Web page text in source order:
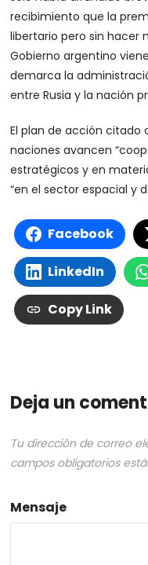
recibimiento que la
libertario pero sin hacer
Gobierno argentino
demarca la
entre Rusia y la nación
El plan de acción
naciones avancen
estratégicos y en
“en el sector espacial y
Facebook
LinkedIn
Copy Link
Deja un
Tu dirección de correo
campos obligatorios
Mensaje